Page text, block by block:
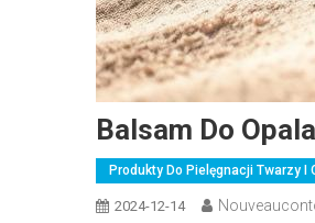
Balsam Do
Produkty Do Pielęgnacji Twarzy I
2024-12-14